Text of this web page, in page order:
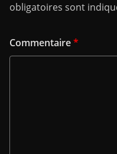
obligatoires sont
Commentaire*